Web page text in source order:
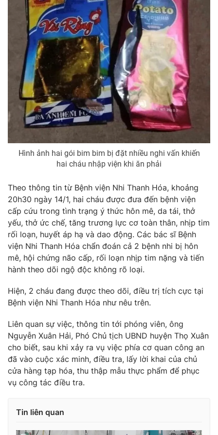
THỜI BÁO VTV
Theo dõi báo trên
Cơ quan chủ quản:Đài Truyền hình Việt Nam
Cơ quan báo chí:
Thời báo VTV
Giấy phép hoạt động báo in và báo điện tử số 483/GP-BTTTT
cấp ngày 29/12/2023
Phó Tổng Biên tập:Nguyễn Thị Mỹ Hạnh, Phạm Quốc Thắng,
Nguyễn Trọng Ninh
Tổng đài VTV:024.38 355 931 - 024.38 355 932
Ðiện thoại Thời báo VTV: 024.66 897 897
Email:toasoan@vtv.vn
Liên hệ quảng cáo:024-7300.7108
® Cấm sao chép dưới mọi hình thức nếu không có sự chấp
Hình ảnh hai gói bim bim bị đặt nhiều nghi vấn khiến
hai cháu nhập viện khi ăn phải
Theo thông tin từ Bệnh viện Nhi Thanh Hóa, khoảng
20h30 ngày 14/1, hai cháu được đưa đến bệnh viện
cấp cứu trong tình trạng ý thức hôn mê, da tái, thở
yếu, thở ức chế, tăng trương lực cơ toàn thân, nhịp tim
rối loạn, huyết áp hạ và dao động. Các bác sĩ Bệnh
viện Nhi Thanh Hóa chẩn đoán cả 2 bệnh nhi bị hôn
mê, hội chứng não cấp, rối loạn nhịp tim nặng và tiến
hành theo dõi ngộ độc không rõ loại.
Hiện, 2 cháu đang được theo dõi, điều trị tích cực tại
Bệnh viện Nhi Thanh Hóa như nêu trên.
Liên quan sự việc, thông tin tới phóng viên, ông
Nguyễn Xuân Hải, Phó Chủ tịch UBND huyện Thọ Xuân
cho biết, sau khi xảy ra vụ việc phía cơ quan công an
đã vào cuộc xác minh, điều tra, lấy lời khai của chủ
cửa hàng tạp hóa, thu thập mẫu thực phẩm để phục
vụ công tác điều tra.
Tin liên quan